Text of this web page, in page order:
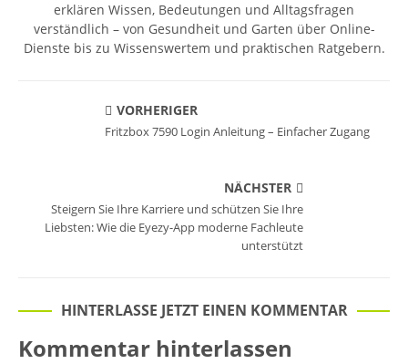
erklären Wissen, Bedeutungen und Alltagsfragen
verständlich – von Gesundheit und Garten über Online-
Dienste bis zu Wissenswertem und praktischen Ratgebern.
VORHERIGER
Fritzbox 7590 Login Anleitung – Einfacher Zugang
NÄCHSTER
Steigern Sie Ihre Karriere und schützen Sie Ihre
Liebsten: Wie die Eyezy-App moderne Fachleute
unterstützt
HINTERLASSE JETZT EINEN KOMMENTAR
Kommentar hinterlassen